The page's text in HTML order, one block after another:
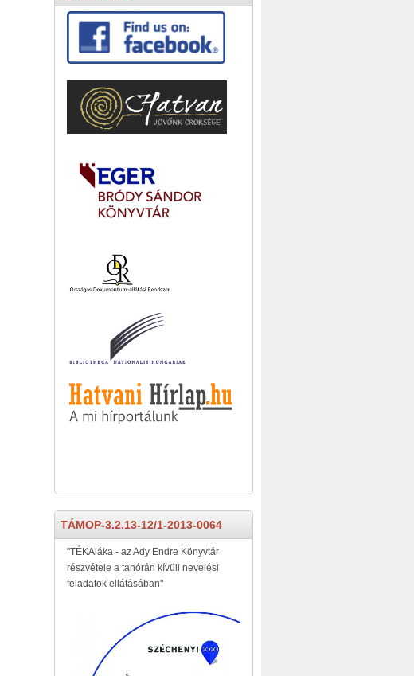
TÁMOP-3.2.13-12/1-2013-0064
"TÉKAláka - az Ady Endre Könyvtár
részvétele a tanórán kívüli nevelési
feladatok ellátásában"